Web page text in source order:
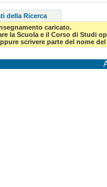
della Ricerca
caricato.
la Scuola e il Corso di Studi
scrivere parte del nome